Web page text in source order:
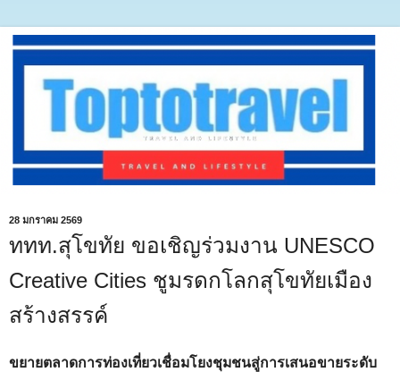
28 มกราคม 2569
ททท.สุโขทัย ขอเชิญร่วมงาน UNESCO
Creative Cities ชูมรดกโลกสุโขทัยเมือง
สร้างสรรค์
ขยายตลาดการท่องเที่ยวเชื่อมโยงชุมชนสู่การเสนอขายระดับ